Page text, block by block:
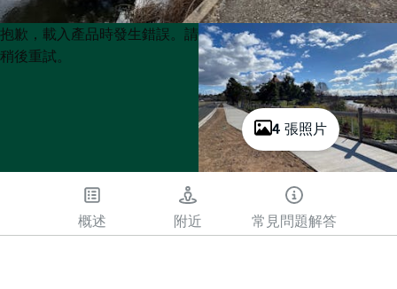
4 張照片
Product
List
Product
List
抱歉，載入產品時發生錯誤。請
稍後重試。
概述 附近 常見問題解答